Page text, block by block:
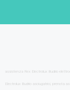
assistenza Rex Electrolux Budrio
Electrolux Budrio asciugatrici, prenota